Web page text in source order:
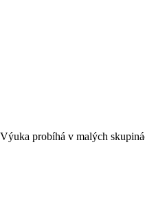
Výuka probíhá v malých